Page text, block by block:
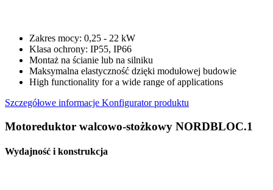
Zakres mocy: 0,25 - 22 kW
Klasa ochrony: IP55, IP66
Montaż na ścianie lub na silniku
Maksymalna elastyczność dzięki modułowej budowie
High functionality for a wide range of applications
Szczegółowe informacje Konfigurator produktu
Motoreduktor walcowo-stożkowy NORDBLOC.1
Wydajność i konstrukcja